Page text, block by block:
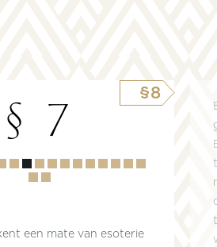
§8
§ 7
5 6 7 8 9 10 11 12 13 14 15
17
een mate van esoterie